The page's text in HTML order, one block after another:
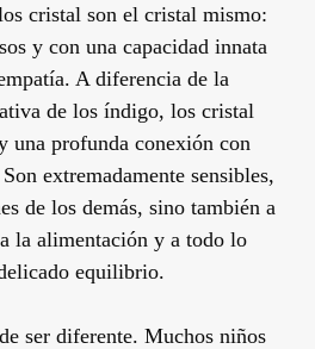
cristal son el cristal mismo:
y con una capacidad innata
A diferencia de la
de los índigo, los cristal
una profunda conexión con
extremadamente sensibles,
de los demás, sino también a
la alimentación y a todo lo
equilibrio.
ser diferente. Muchos niños